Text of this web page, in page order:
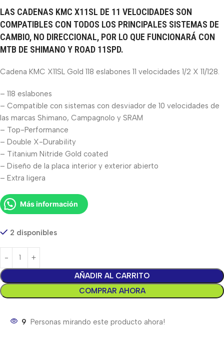
LAS CADENAS KMC X11SL DE 11 VELOCIDADES SON
COMPATIBLES CON TODOS LOS PRINCIPALES SISTEMAS DE
CAMBIO, NO DIRECCIONAL, POR LO QUE FUNCIONARÁ CON
MTB DE SHIMANO Y ROAD 11SPD.
Cadena KMC X11SL Gold 118 eslabones 11 velocidades 1/2 X 11/128.
– 118 eslabones
– Compatible con sistemas con desviador de 10 velocidades de
las marcas Shimano, Campagnolo y SRAM
– Top-Performance
– Double X-Durability
– Titanium Nitride Gold coated
– Diseño de la placa interior y exterior abierto
– Extra ligera
Más información
2 disponibles
AÑADIR AL CARRITO
COMPRAR AHORA
9 Personas mirando este producto ahora!